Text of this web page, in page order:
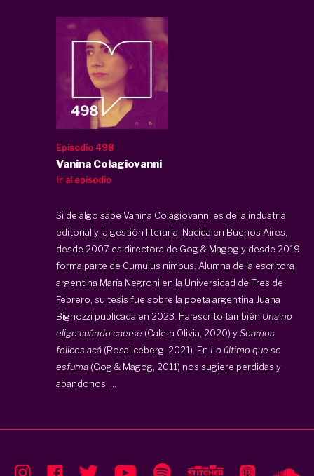
Episodio 498
Vanina Colagiovanni
Ir al episodio
Si de algo sabe Vanina Colagiovanni es de la industria
editorial y la gestión literaria. Nacida en Buenos Aires,
desde 2007 es directora de Gog & Magog y desde 2019
forma parte de Cumulus nimbus. Alumna de la escritora
argentina María Negroni en la Universidad de Tres de
Febrero, su tesis fue sobre la poeta argentina Juana
Bignozzi publicada en 2023. Ha escrito también Una no
elige cuándo caerse (Caleta Olivia, 2020) ySeamos
felices acá (Rosa Iceberg, 2021). En Lo último que se
esfuma (Gog & Magog, 2011) nos sugiere perdidas y
abandonos, ...